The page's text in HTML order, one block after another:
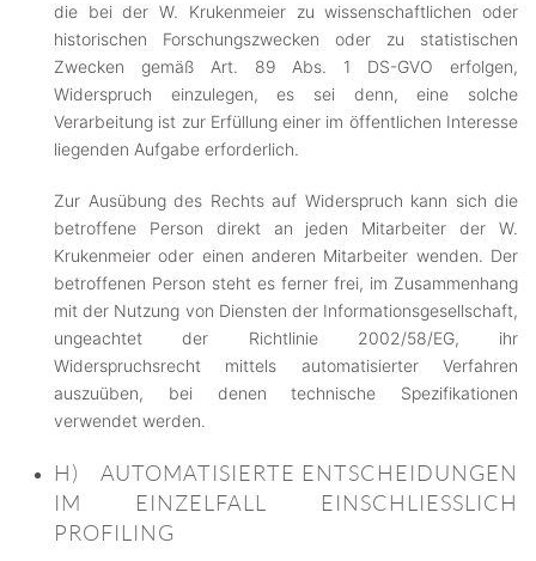
die bei der W. Krukenmeier zu wissenschaftlichen oder
historischen Forschungszwecken oder zu statistischen
Zwecken gemäß Art. 89 Abs. 1 DS-GVO erfolgen,
Widerspruch einzulegen, es sei denn, eine solche
Verarbeitung ist zur Erfüllung einer im öffentlichen Interesse
liegenden Aufgabe erforderlich.
Zur Ausübung des Rechts auf Widerspruch kann sich die
betroffene Person direkt an jeden Mitarbeiter der W.
Krukenmeier oder einen anderen Mitarbeiter wenden. Der
betroffenen Person steht es ferner frei, im Zusammenhang
mit der Nutzung von Diensten der Informationsgesellschaft,
ungeachtet der Richtlinie 2002/58/EG, ihr
Widerspruchsrecht mittels automatisierter Verfahren
auszuüben, bei denen technische Spezifikationen
verwendet werden.
H) AUTOMATISIERTE ENTSCHEIDUNGEN
IM EINZELFALL EINSCHLIESSLICH P
ROFILING